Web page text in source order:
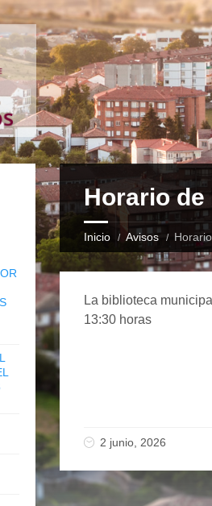
Horario
Inicio Avisos
La biblioteca
13:30 horas
2 junio, 2026